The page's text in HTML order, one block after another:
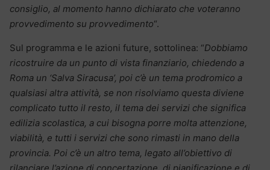
consiglio, al momento hanno dichiarato che voteranno
provvedimento su provvedimento“.
Sul programma e le azioni future, sottolinea: “Dobbiamo
ricostruire da un punto di vista finanziario, chiedendo a
Roma un ‘Salva Siracusa’, poi c’è un tema prodromico a
qualsiasi altra attività, se non risolviamo questa diviene
complicato tutto il resto, il tema dei servizi che significa
edilizia scolastica, a cui bisogna porre molta attenzione,
viabilità, e tutti i servizi che sono rimasti in mano della
provincia. Poi c’è un altro tema, legato all’obiettivo di